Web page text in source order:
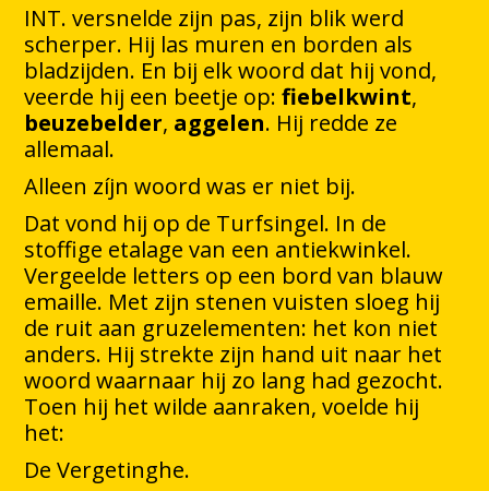
INT. versnelde zijn pas, zijn blik werd
scherper. Hij las muren en borden als
bladzijden. En bij elk woord dat hij vond,
veerde hij een beetje op:fiebelkwint,
beuzebelder, aggelen. Hij redde ze
allemaal.
Alleen zíjn woord was er niet bij.
Dat vond hij op de Turfsingel. In de
stoffige etalage van een antiekwinkel.
Vergeelde letters op een bord van blauw
emaille. Met zijn stenen vuisten sloeg hij
de ruit aan gruzelementen: het kon niet
anders. Hij strekte zijn hand uit naar het
woord waarnaar hij zo lang had gezocht.
Toen hij het wilde aanraken, voelde hij
het:
De Vergetinghe.